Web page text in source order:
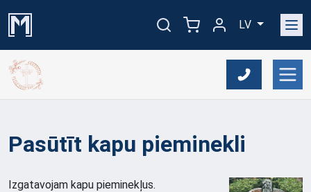
LV
Pasūtīt kapu pieminekli
Izgatavojam kapu pieminekļus.